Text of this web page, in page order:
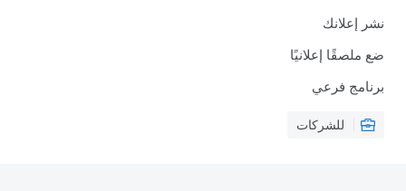
نشر إعلانك
ضع ملصقًا إعلانيًا
برنامج فرعي
للشركات